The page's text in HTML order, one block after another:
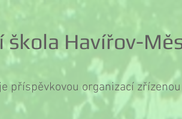
škola Havířov-
je příspěvkovou organizací